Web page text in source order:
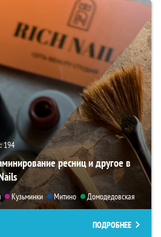
194
ресниц и другое в
Кузьминки Митино Домодедовская
ПОДРОБНЕЕ